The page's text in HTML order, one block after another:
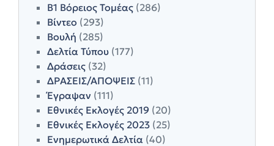
Β1 Βόρειος Τομέας (286)
Βίντεο (293)
Βουλή (285)
Δελτία Τύπου (177)
Δράσεις (32)
ΔΡΑΣΕΙΣ/ΑΠΟΨΕΙΣ (11)
Έγραψαν (111)
Εθνικές Εκλογές 2019 (20)
Εθνικές Εκλογές 2023 (25)
Ενημερωτικά Δελτία (40)